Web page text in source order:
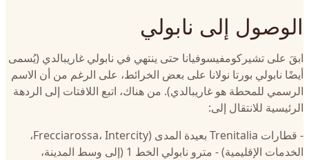
الوصول إلى نابولي
ابقَ على تشيركومفيسوفيانا حتى ينتهي في نابولي غاريبالدي (يُسمى
أيضًا نابولي بورتا نولانا على بعض الخرائط، على الرغم من أن الاسم
الرسمي للمحطة هو غاريبالدي). من هناك، اتبع اللافتات إلى الردهة
الرئيسية للانتقال إلى:
- قطارات Trenitalia بعيدة المدى (Frecciarossa، Intercity،
الخدمات الإقليمية) - مترو نابولي الخط 1 (إلى وسط المدينة،